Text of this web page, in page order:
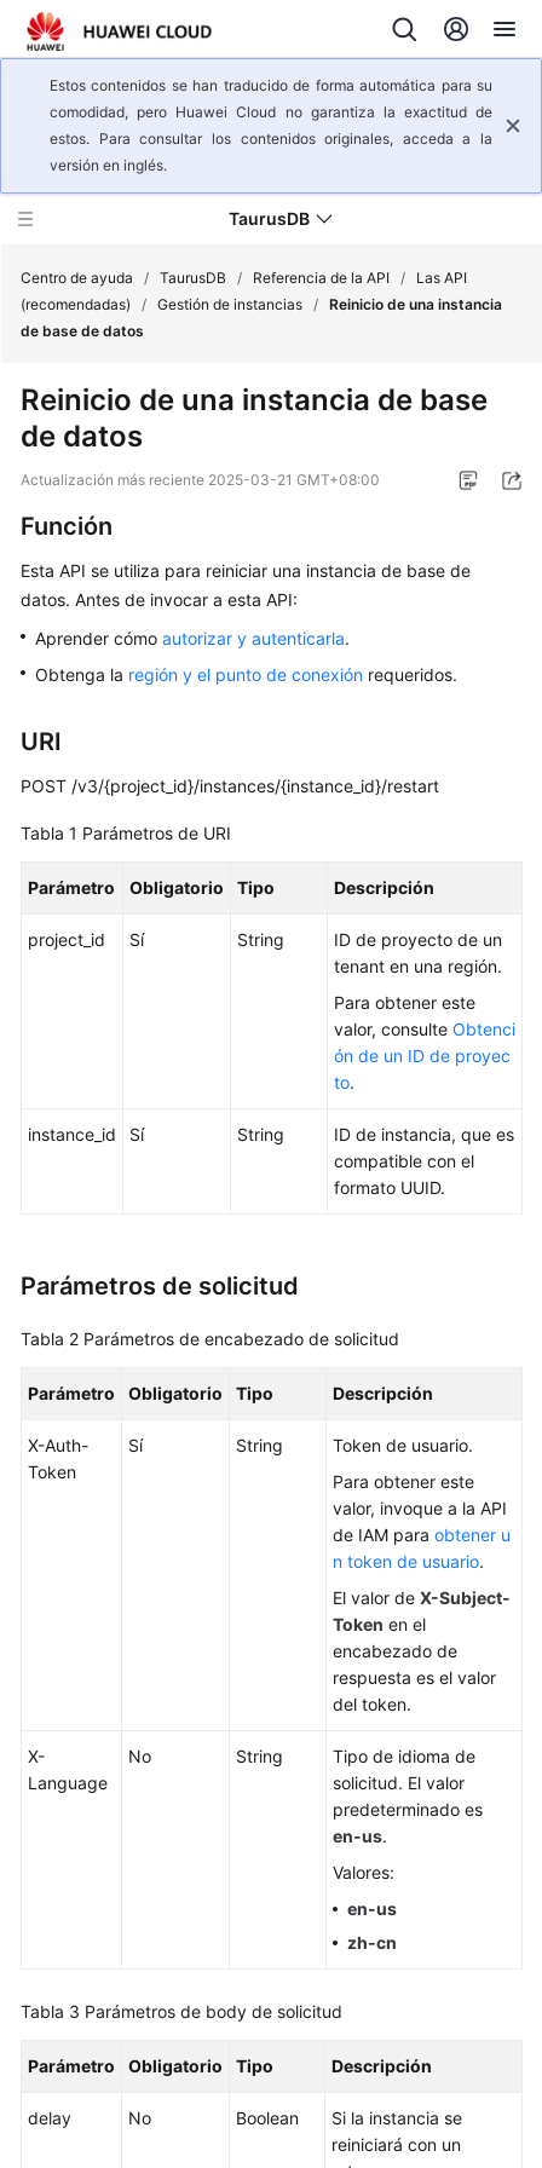
Estos contenidos se han traducido de forma automática para su
comodidad, pero Huawei Cloud no garantiza la exactitud de
estos. Para consultar los contenidos originales, acceda a la
versión en inglés.
TaurusDB
del
servicio
Pasos
iniciales
Guía
del
Referencia
la
de
de
API
de
del
instancias
de
de
Centro de ayuda / TaurusDB / Referencia de la API /
Las API
(recomendadas)
/ Gestión de instancias / Reinicio de una instancia
de base de datos
Reinicio de una instancia de base
de datos
Actualización más reciente 2025-03-21 GMT+08:00
Función
Esta API se utiliza para reiniciar una instancia de base de
datos. Antes de invocar a esta API:
Aprender cómo autorizar y autenticarla.
Obtenga la región y el punto de conexión requeridos.
URI
POST /v3/{project_id}/instances/{instance_id}/restart
Tabla 1 Parámetros de URI
Parámetro Obligatorio Tipo Descripción
project_id Sí String
ID de proyecto de un
tenant en una región.
Para obtener este
valor, consulte Obtenci
ón de un ID de proyec
to.
instance_id Sí String
ID de instancia, que es
compatible con el
formato UUID.
Parámetros de solicitud
Tabla 2 Parámetros de encabezado de solicitud
Parámetro Obligatorio Tipo Descripción
X-Auth-
Token
Sí String
Token de usuario.
Para obtener este
valor, invoque a la API
de IAM para obtener u
n token de usuario.
El valor de X-Subject-
Token en el
encabezado de
respuesta es el valor
del token.
X-
Language
No String
Tipo de idioma de
solicitud. El valor
predeterminado es
en-us.
Valores:
en-us
zh-cn
Tabla 3 Parámetros de body de solicitud
Parámetro Obligatorio Tipo Descripción
delay No Boolean
Si la instancia se
reiniciará con un